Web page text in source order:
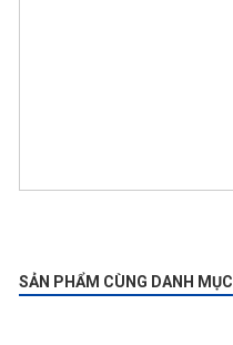
SẢN PHẨM CÙNG DANH MỤC